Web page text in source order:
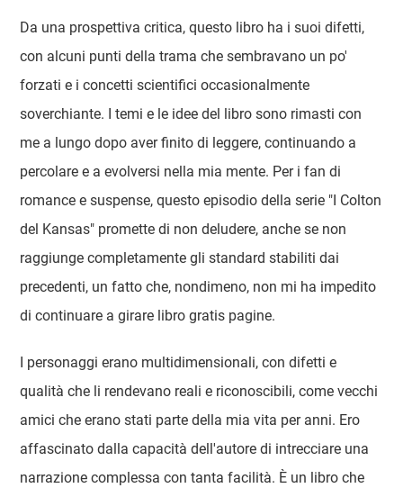
Da una prospettiva critica, questo libro ha i suoi difetti,
con alcuni punti della trama che sembravano un po'
forzati e i concetti scientifici occasionalmente
soverchiante. I temi e le idee del libro sono rimasti con
me a lungo dopo aver finito di leggere, continuando a
percolare e a evolversi nella mia mente. Per i fan di
romance e suspense, questo episodio della serie "I Colton
del Kansas" promette di non deludere, anche se non
raggiunge completamente gli standard stabiliti dai
precedenti, un fatto che, nondimeno, non mi ha impedito
di continuare a girare libro gratis pagine.
I personaggi erano multidimensionali, con difetti e
qualità che li rendevano reali e riconoscibili, come vecchi
amici che erano stati parte della mia vita per anni. Ero
affascinato dalla capacità dell'autore di intrecciare una
narrazione complessa con tanta facilità. È un libro che